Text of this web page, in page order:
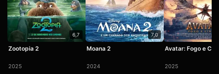
6,7
Zootopia 2
2025
7,0
Moana 2
2024
Avatar: Fogo e
2025